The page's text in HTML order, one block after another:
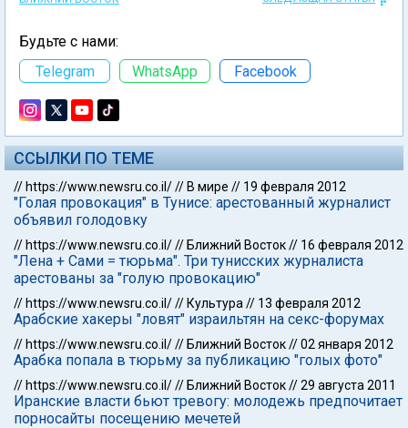
Будьте с нами:
Telegram
WhatsApp Facebook
ССЫЛКИ ПО ТЕМЕ
// https://www.newsru.co.il/// В мире // 19 февраля 2012
"Голая провокация" в Тунисе: арестованный журналист
объявил голодовку
// https://www.newsru.co.il/// Ближний Восток// 16 февраля 2012
"Лена + Сами = тюрьма". Три тунисских журналиста
арестованы за "голую провокацию"
// https://www.newsru.co.il/// Культура // 13 февраля 2012
Арабские хакеры "ловят" израильтян на секс-форумах
// https://www.newsru.co.il/// Ближний Восток//02 января 2012
Арабка попала в тюрьму за публикацию "голых фото"
// https://www.newsru.co.il/// Ближний Восток//29 августа 2011
Иранские власти бьют тревогу: молодежь предпочитает
порносайты посещению мечетей